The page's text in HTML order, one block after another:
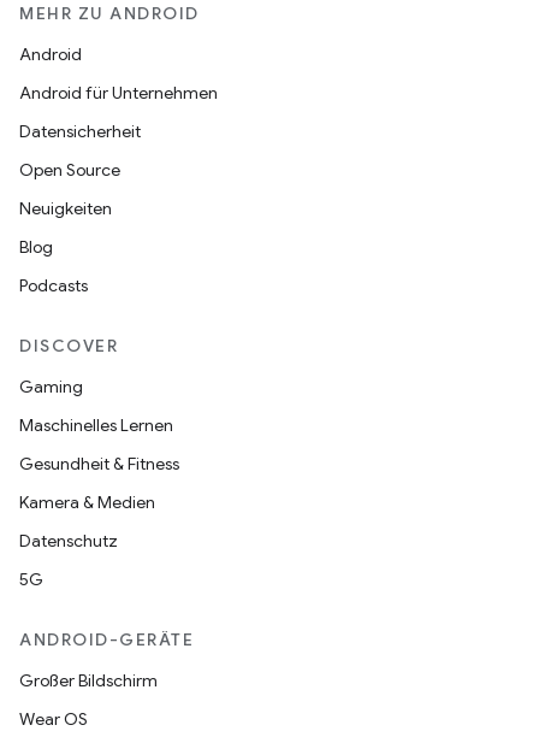
MEHR ZU ANDROID
Android
Android für Unternehmen
Datensicherheit
Open Source
Neuigkeiten
Blog
Podcasts
DISCOVER
Gaming
Maschinelles Lernen
Gesundheit & Fitness
Kamera & Medien
Datenschutz
5G
ANDROID-GERÄTE
Großer Bildschirm
Wear OS